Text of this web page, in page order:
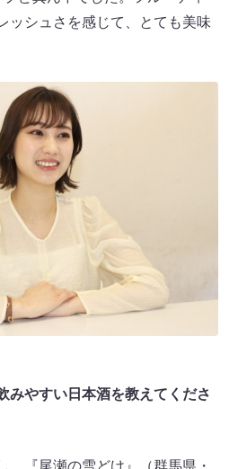
ッシュさを感じて、とても美味
やすい日本酒を教えてくださ
、『尾瀬の雪どけ』（群馬県・